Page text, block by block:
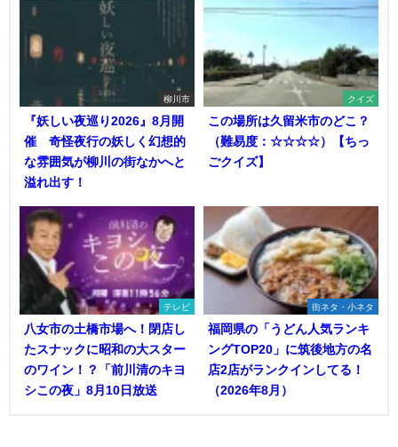
柳川市
『妖しい夜巡り2026』8月開
催 奇怪夜行の妖しく幻想的
な雰囲気が柳川の街なかへと
溢れ出す！
クイズ
この場所は久留米市のどこ？
（難易度：☆☆☆☆）【ちっ
ごクイズ】
テレビ
八女市の土橋市場へ！閉店し
たスナックに昭和の大スター
のワイン！？「前川清のキヨ
シこの夜」8月10日放送
街ネタ・小ネタ
福岡県の「うどん人気ランキ
ングTOP20」に筑後地方の名
店2店がランクインしてる！
（2026年8月）